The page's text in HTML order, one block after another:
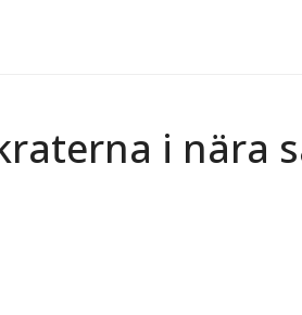
i nära